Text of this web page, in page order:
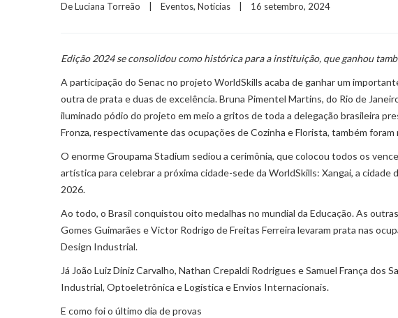
De Luciana Torreão Eventos, Notícias
    |    16 setembro, 2024
Edição 2024 se consolidou como histórica para a instituição, que ganhou
A participação do Senac no projeto WorldSkills acaba de ganhar um
outra de prata e duas de excelência. Bruna Pimentel Martins, do Rio de
iluminado pódio do projeto em meio a gritos de toda a delegação brasileira
Fronza, respectivamente das ocupações de Cozinha e Florista, também
O enorme Groupama Stadium sediou a cerimônia, que colocou todos os
artística para celebrar a próxima cidade-sede da WorldSkills: Xangai, a
2026.
Ao todo, o Brasil conquistou oito medalhas no mundial da Educação. As
Gomes Guimarães e Victor Rodrigo de Freitas Ferreira levaram prata nas
Design Industrial.
Já João Luiz Diniz Carvalho, Nathan Crepaldi Rodrigues e Samuel França
Industrial, Optoeletrônica e Logística e Envios Internacionais.
E como foi o último dia de provas